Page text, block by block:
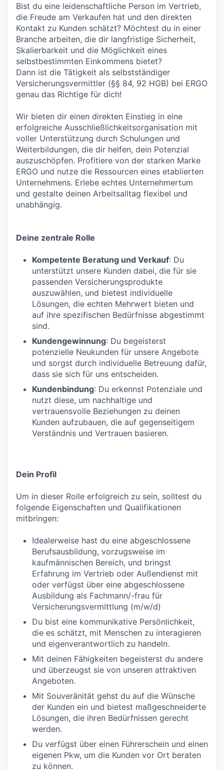
Bist du eine leidenschaftliche Person im Vertrieb,
die Freude am Verkaufen hat und den direkten
Kontakt zu Kunden schätzt? Möchtest du in einer
Branche arbeiten, die dir langfristige Sicherheit,
Skalierbarkeit und die Möglichkeit eines
selbstbestimmten Einkommens bietet?
Dann ist die Tätigkeit als selbstständiger
Versicherungsvermittler (§§ 84, 92 HGB) bei ERGO
genau das Richtige für dich!
Wir bieten dir einen direkten Einstieg in eine
erfolgreiche Ausschließlichkeitsorganisation mit
voller Unterstützung durch Schulungen und
Weiterbildungen, die dir helfen, dein Potenzial
auszuschöpfen. Profitiere von der starken Marke
ERGO und nutze die Ressourcen eines etablierten
Unternehmens. Erlebe echtes Unternehmertum
und gestalte deinen Arbeitsalltag flexibel und
unabhängig.
Deine zentrale Rolle
Kompetente Beratung und Verkauf: Du
unterstützt unsere Kunden dabei, die für sie
passenden Versicherungsprodukte
auszuwählen, und bietest individuelle
Lösungen, die echten Mehrwert bieten und
auf ihre spezifischen Bedürfnisse abgestimmt
sind.
Kundengewinnung: Du begeisterst
potenzielle Neukunden für unsere Angebote
und sorgst durch individuelle Betreuung dafür,
dass sie sich für uns entscheiden.
Kundenbindung: Du erkennst Potenziale und
nutzt diese, um nachhaltige und
vertrauensvolle Beziehungen zu deinen
Kunden aufzubauen, die auf gegenseitigem
Verständnis und Vertrauen basieren.
Dein Profil
Um in dieser Rolle erfolgreich zu sein, solltest du
folgende Eigenschaften und Qualifikationen
mitbringen:
Idealerweise hast du eine abgeschlossene
Berufsausbildung, vorzugsweise im
kaufmännischen Bereich, und bringst
Erfahrung im Vertrieb oder Außendienst mit
oder verfügst über eine abgeschlossene
Ausbildung als Fachmann/-frau für
Versicherungsvermittlung (m/w/d)
Du bist eine kommunikative Persönlichkeit,
die es schätzt, mit Menschen zu interagieren
und eigenverantwortlich zu handeln.
Mit deinen Fähigkeiten begeisterst du andere
und überzeugst sie von unseren attraktiven
Angeboten.
Mit Souveränität gehst du auf die Wünsche
der Kunden ein und bietest maßgeschneiderte
Lösungen, die ihren Bedürfnissen gerecht
werden.
Du verfügst über einen Führerschein und einen
eigenen Pkw, um die Kunden vor Ort beraten
zu können.